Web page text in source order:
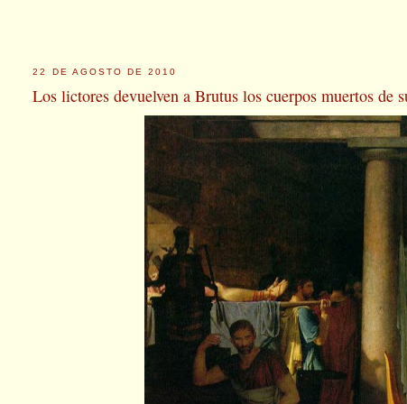
22 DE AGOSTO DE 2010
Los lictores devuelven a Brutus los cuerpos muertos de